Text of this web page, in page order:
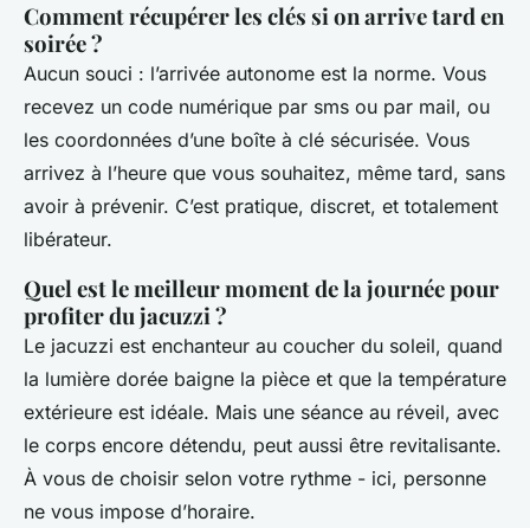
Comment récupérer les clés si on arrive tard en
soirée ?
Aucun souci : l’arrivée autonome est la norme. Vous
recevez un code numérique par sms ou par mail, ou
les coordonnées d’une boîte à clé sécurisée. Vous
arrivez à l’heure que vous souhaitez, même tard, sans
avoir à prévenir. C’est pratique, discret, et totalement
libérateur.
Quel est le meilleur moment de la journée pour
profiter du jacuzzi ?
Le jacuzzi est enchanteur au coucher du soleil, quand
la lumière dorée baigne la pièce et que la température
extérieure est idéale. Mais une séance au réveil, avec
le corps encore détendu, peut aussi être revitalisante.
À vous de choisir selon votre rythme - ici, personne
ne vous impose d’horaire.